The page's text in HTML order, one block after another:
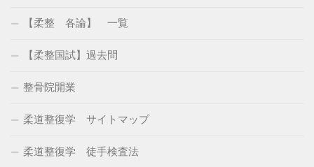
【柔整 各論】 一覧
【柔整国試】過去問
整骨院開業
柔道整復学 サイトマップ
柔道整復学 徒手検査法